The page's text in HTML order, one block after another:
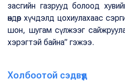
засгийн газрууд болоод
өндөр хүчдэлд цохиулахаас
шон, шугам сүлжээг
хэрэгтэй байна” гэжээ.
Холбоотой сэдвүүд